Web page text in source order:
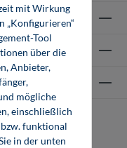
mit Wirkung
„Konfigurieren“
Tool
über die
Anbieter,
mögliche
einschließlich
funktional
in der unten